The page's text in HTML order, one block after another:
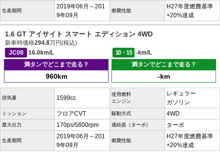
生産期間
2019年06月～201
9年09月
燃費性能
H27年度燃費基準
+20%達成
1.6 GT アイサイト スマート エディション 4WD
新車時価格294.8万円(税込)
JC08
16.0km/L 10・15
-km/L
満タンでどこまで走る？
960km
満タンでどこまで走る？
-km
排気量 1599cc
使用燃料
エンジン
レギュラー
ガソリン
ミッション フロアCVT 駆動方式 4WD
最大出力 170ps/5600rpm 過給器（ターボ） ターボ
生産期間
2019年06月～201
9年09月
燃費性能
H27年度燃費基準
+20%達成